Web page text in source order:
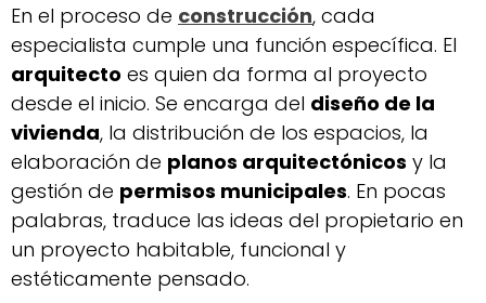
En el proceso de construcción, cada
especialista cumple una función específica. El
arquitecto es quien da forma al proyecto
desde el inicio. Se encarga del diseño de la
vivienda, la distribución de los espacios, la
elaboración de planos arquitectónicos y la
gestión de permisos municipales. En pocas
palabras, traduce las ideas del propietario en
un proyecto habitable, funcional y
estéticamente pensado.